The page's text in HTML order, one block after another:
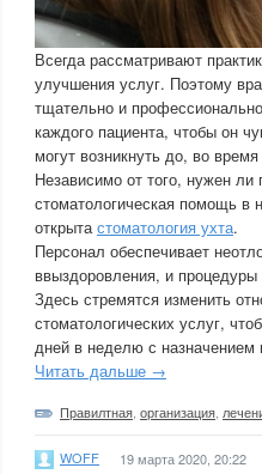
Всегда рассматривают
улучшения услуг. Поэтому
тщательно и
каждого пациента, чтобы он
могут возникнуть до, во
Независимо от того, нужен ли
стоматологическая помощь в
открытастоматология ухта.
Персонал обеспечивает
ввыздоровления, и
Здесь стремятся изменить
стоматологических услуг,
дней в неделю с назначением
Читать дальше →
Правилтная организация
WOFF 19 марта 2020, 20:22